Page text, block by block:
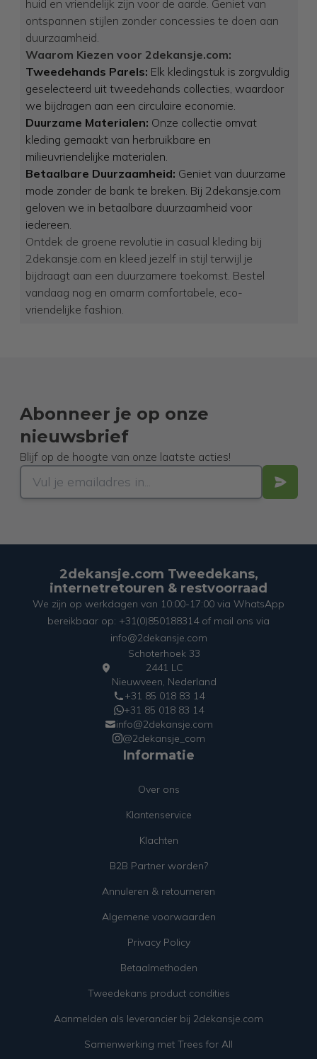
huid en vriendelijk zijn voor de aarde. Geniet van
ontspannen stijlen zonder concessies te doen aan
duurzaamheid.
Waarom Kiezen voor 2dekansje.com:
Tweedehands Parels: Elk kledingstuk is zorgvuldig
geselecteerd uit tweedehands collecties, waardoor
we bijdragen aan een circulaire economie.
Duurzame Materialen: Onze collectie omvat
kleding gemaakt van herbruikbare en
milieuvriendelijke materialen.
Betaalbare Duurzaamheid: Geniet van duurzame
mode zonder de bank te breken. Bij 2dekansje.com
geloven we in betaalbare duurzaamheid voor
iedereen.
Ontdek de groene revolutie in casual kleding bij
2dekansje.com en kleed jezelf in stijl terwijl je
bijdraagt aan een duurzamere toekomst. Bestel
vandaag nog en omarm comfortabele, eco-
vriendelijke fashion.
Abonneer je op onze
nieuwsbrief
Blijf op de hoogte van onze laatste acties!
2dekansje.com Tweedekans,
internetretouren & restvoorraad
We zijn op werkdagen van 10:00-17:00 via WhatsApp
bereikbaar op: +31(0)850188314 of mail ons via
info@2dekansje.com
Schoterhoek 33
2441 LC
Nieuwveen, Nederland
+31 85 018 83 14
+31 85 018 83 14
info@2dekansje.com
@2dekansje_com
Informatie
Over ons
Klantenservice
Klachten
B2B Partner worden?
Annuleren & retourneren
Algemene voorwaarden
Privacy Policy
Betaalmethoden
Tweedekans product condities
Aanmelden als leverancier bij 2dekansje.com
Samenwerking met Trees for All